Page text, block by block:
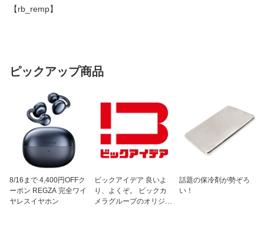
【rb_remp】
ピックアップ商品
8/16まで 4,400円OFFク
ーポン REGZA 完全ワイ
ヤレスイヤホン
ビックアイデア 良いよ
り、よくぞ。 ビックカ
メラグループのオリジナ
話題の保冷剤が勢ぞろ
い！